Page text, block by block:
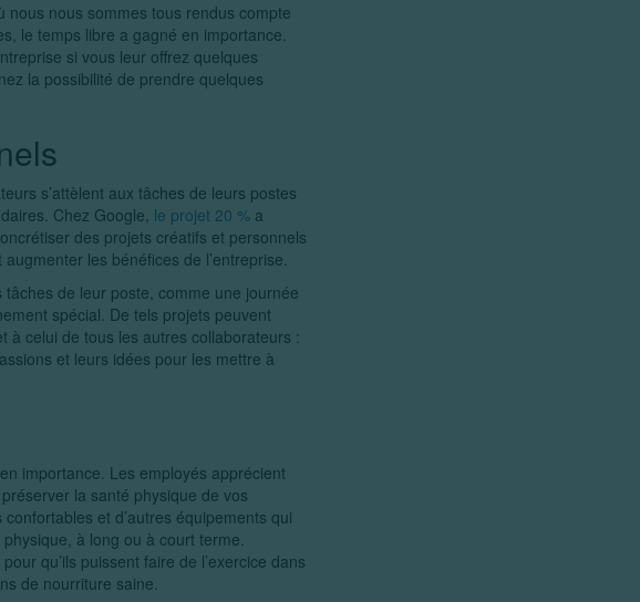
nous nous sommes tous rendus compte
le temps libre a gagné en importance.
si vous leur offrez quelques
la possibilité de prendre quelques
s’attèlent aux tâches de leurs postes
Chez Google, le projet 20 % a
des projets créatifs et personnels
les bénéfices de l’entreprise.
de leur poste, comme une journée
spécial. De tels projets peuvent
à celui de tous les autres collaborateurs :
et leurs idées pour les mettre à
importance. Les employés apprécient
la santé physique de vos
et d’autres équipements qui
à long ou à court terme.
qu’ils puissent faire de l’exercice dans
de nourriture saine.